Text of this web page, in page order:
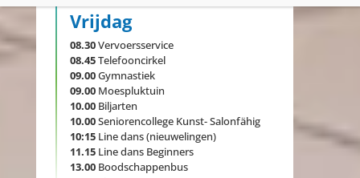
Vrijdag
08.30Vervoersservice
08.45Telefooncirkel
09.00Gymnastiek
09.00Moespluktuin
10.00Biljarten
10.00Seniorencollege Kunst- Salonfähig
10:15Line dans (nieuwelingen)
11.15Line dans Beginners
13.00Boodschappenbus